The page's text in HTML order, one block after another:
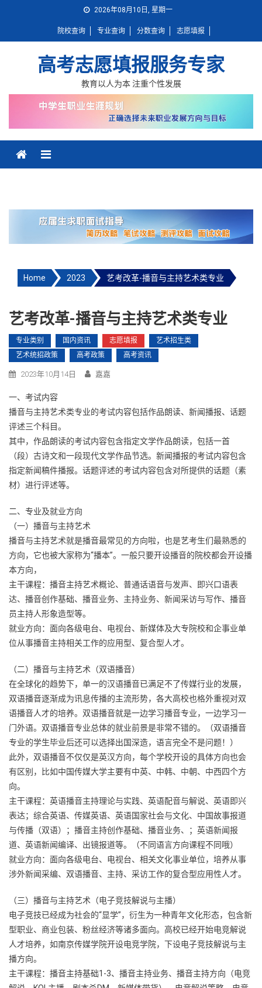
2026年08月10日, 星期一
院校查询 专业查询 分数查询 志愿填报
高考志愿填报服务专家
教育以人为本 注重个性发展
Home 2023 艺考改革-播音与主持艺术类专业
艺考改革-播音与主持艺术类专业
专业类别 国内资讯 志愿填报
艺术招生类
艺术统招政策
高考政策 高考资讯
2023年10月14日 嘉嘉
一、考试内容
播音与主持艺术类专业的考试内容包括作品朗读、新闻播报、话题
评述三个科目。
其中，作品朗读的考试内容包含指定文学作品朗读，包括一首
（段）古诗文和一段现代文学作品节选。新闻播报的考试内容包含
指定新闻稿件播报。话题评述的考试内容包含对所提供的话题（素
材）进行评述等。
二、专业及就业方向
（一）播音与主持艺术
播音与主持艺术就是播音最常见的方向啦，也是艺考生们最熟悉的
方向，它也被大家称为“播本”。一般只要开设播音的院校都会开设播
本方向，
主干课程：播音主持艺术概论、普通话语音与发声、即兴口语表
达、播音创作基础、播音业务、主持业务、新闻采访与写作、播音
员主持人形象造型等。
就业方向：面向各级电台、电视台、新媒体及大专院校和企事业单
位从事播音主持相关工作的应用型、复合型人才。
（二）播音与主持艺术（双语播音）
在全球化的趋势下，单一的汉语播音已满足不了传媒行业的发展，
双语播音逐渐成为讯息传播的主流形势，各大高校也格外重视对双
语播音人才的培养。双语播音就是一边学习播音专业，一边学习一
门外语。双语播音专业总体的就业前景是非常不错的。（双语播音
专业的学生毕业后还可以选择出国深造，语言完全不是问题！）
此外，双语播音不仅仅是英汉方向，每个学校开设的具体方向也会
有区别，比如中国传媒大学主要有中英、中韩、中朝、中西四个方
向。
主干课程：英语播音主持理论与实践、英语配音与解说、英语即兴
表达；综合英语、传媒英语、英语国家社会与文化、中国故事报道
与传播（双语）；播音主持创作基础、播音业务、；英语新闻报
道、英语新闻编译、出镜报道等。（不同语言方向课程不同哦）
就业方向：面向各级电台、电视台、相关文化事业单位，培养从事
涉外新闻采编、双语播音、主持、采访工作的复合型应用性人才。
（三）播音与主持艺术（电子竞技解说与主播）
电子竞技已经成为社会的“显学”，衍生为一种青年文化形态，包含新
型职业、商业包装、粉丝经济等诸多面向。高校已经开始电竞解说
人才培养，如南京传媒学院开设电竞学院，下设电子竞技解说与主
播方向。
主干课程：播音主持基础1-3、播音主持业务、播音主持方向（电竞